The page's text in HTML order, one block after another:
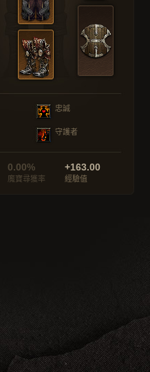
忠誠
守護者
0.00%
魔寶尋獲率
+163.00
經驗值